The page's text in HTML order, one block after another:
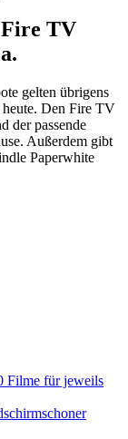
TV
gelten übrigens
Den Fire TV
der passende
Außerdem gibt
Paperwhite
Filme für jeweils